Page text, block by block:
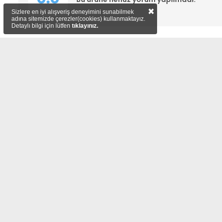
Sizlere en iyi alışveriş deneyimini sunabilmek
adına sitemizde çerezler(cookies) kullanmaktayız.
Detaylı bilgi için lütfen tıklayınız.
×